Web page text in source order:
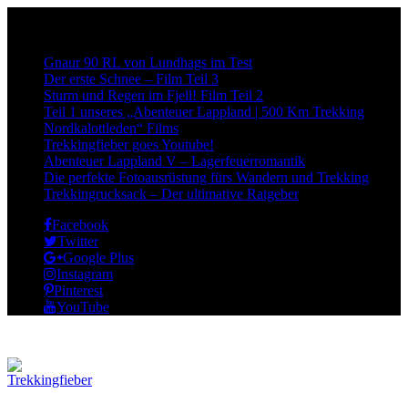
Gnaur 90 RL von Lundhags im Test
Der erste Schnee – Film Teil 3
Sturm und Regen im Fjell! Film Teil 2
Teil 1 unseres „Abenteuer Lappland | 500 Km Trekking
Nordkalottleden“ Films
Trekkingfieber goes Youtube!
Abenteuer Lappland V – Lagerfeuerromantik
Die perfekte Fotoausrüstung fürs Wandern und Trekking
Trekkingrucksack – Der ultimative Ratgeber
Facebook
Twitter
Google Plus
Instagram
Pinterest
YouTube